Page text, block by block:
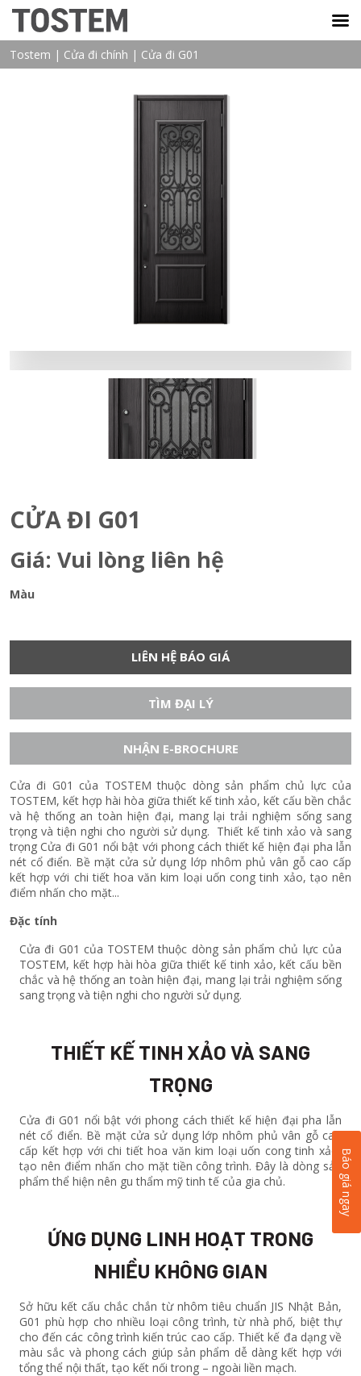
Tostem | Cửa đi chính | Cửa đi G01
CỬA ĐI G01
Giá: Vui lòng liên hệ
Màu
LIÊN HỆ BÁO GIÁ
TÌM ĐẠI LÝ
NHẬN E-BROCHURE
Cửa đi G01 của TOSTEM thuộc dòng sản phẩm chủ lực của
TOSTEM, kết hợp hài hòa giữa thiết kế tinh xảo, kết cấu bền chắc
và hệ thống an toàn hiện đại, mang lại trải nghiệm sống sang
trọng và tiện nghi cho người sử dụng. Thiết kế tinh xảo và sang
trọng Cửa đi G01 nổi bật với phong cách thiết kế hiện đại pha lẫn
nét cổ điển. Bề mặt cửa sử dụng lớp nhôm phủ vân gỗ cao cấp
kết hợp với chi tiết hoa văn kim loại uốn cong tinh xảo, tạo nên
điểm nhấn cho mặt...
Đặc tính
Cửa đi G01 của TOSTEM thuộc dòng sản phẩm chủ lực của
TOSTEM, kết hợp hài hòa giữa thiết kế tinh xảo, kết cấu bền
chắc và hệ thống an toàn hiện đại, mang lại trải nghiệm sống
sang trọng và tiện nghi cho người sử dụng.
THIẾT KẾ TINH XẢO VÀ SANG
TRỌNG
Cửa đi G01 nổi bật với phong cách thiết kế hiện đại pha lẫn
nét cổ điển. Bề mặt cửa sử dụng lớp nhôm phủ vân gỗ cao
cấp kết hợp với chi tiết hoa văn kim loại uốn cong tinh xảo,
tạo nên điểm nhấn cho mặt tiền công trình. Đây là dòng sản
phẩm thể hiện nên gu thẩm mỹ tinh tế của gia chủ.
ỨNG DỤNG LINH HOẠT TRONG
NHIỀU KHÔNG GIAN
Sở hữu kết cấu chắc chắn từ nhôm tiêu chuẩn JIS Nhật Bản,
G01 phù hợp cho nhiều loại công trình, từ nhà phố, biệt thự
cho đến các công trình kiến trúc cao cấp. Thiết kế đa dạng về
màu sắc và phong cách giúp sản phẩm dễ dàng kết hợp với
tổng thể nội thất, tạo kết nối trong – ngoài liền mạch.
Báo giá ngay
TOSTEM VIỆT NAM